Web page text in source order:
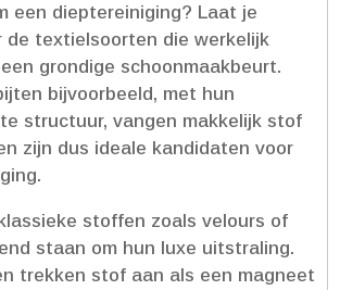
een dieptereiniging? Laat je
de textielsoorten die werkelijk
grondige schoonmaakbeurt.​
bijvoorbeeld, met hun
structuur, vangen makkelijk stof
zijn dus ideale kandidaten voor
stoffen zoals velours of
staan om hun luxe uitstraling.​
trekken stof aan als een magneet